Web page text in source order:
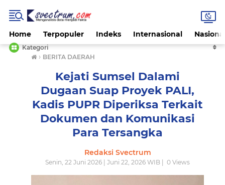
Home Terpopuler Indeks Internasional
Kategori
› BERITA DAERAH
Kejati Sumsel Dalami
Dugaan Suap Proyek PALI,
Kadis PUPR Diperiksa Terkait
Dokumen dan Komunikasi
Para Tersangka
Redaksi Svectrum
Senin, 22 Juni 2026 | Juni 22, 2026 WIB | 0 Views